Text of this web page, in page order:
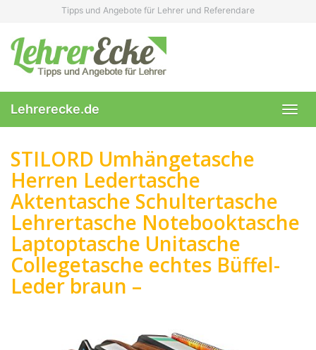
content
Tipps und Angebote für Lehrer und Referendare
Lehrerecke.de
STILORD Umhängetasche
Herren Ledertasche
Aktentasche Schultertasche
Lehrertasche Notebooktasche
Laptoptasche Unitasche
Collegetasche echtes Büffel-
Leder braun –